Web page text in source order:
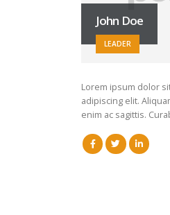
John Doe
LEADER
Lorem ipsum dolor
adipiscing elit.
enim ac sagittis.